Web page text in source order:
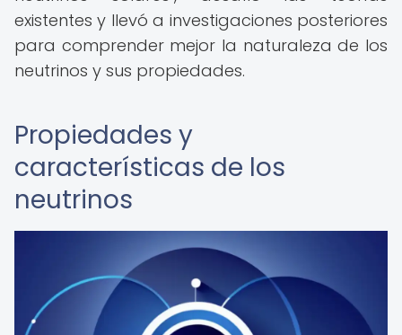
existentes y llevó a investigaciones posteriores
para comprender mejor la naturaleza de los
neutrinos y sus propiedades.
Propiedades y
características de los
neutrinos